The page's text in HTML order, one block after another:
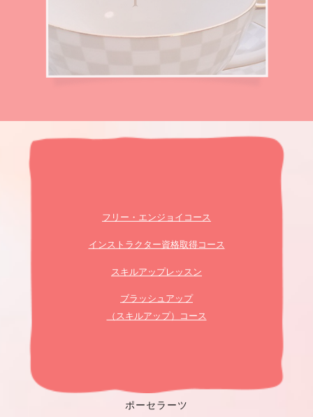
フリー・エンジョイコース
インストラクター資格取得コース
スキルアップレッスン
ブラッシュアップ
（スキルアップ）コース
ポーセラーツ